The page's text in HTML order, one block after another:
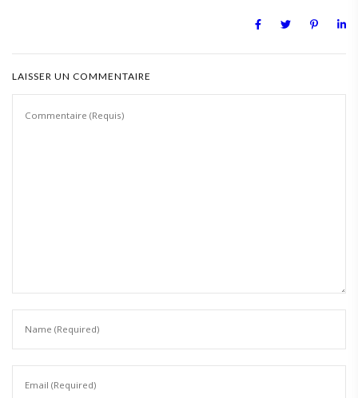
LAISSER UN COMMENTAIRE